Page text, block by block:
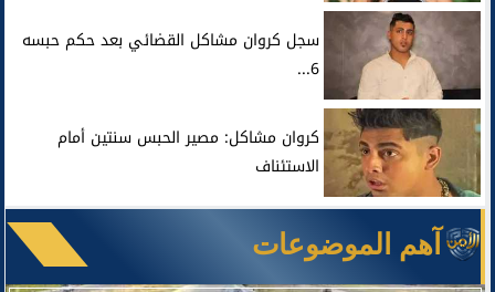
سجل كروان مشاكل القضائي بعد حكم حبسه
6...
كروان مشاكل: مصير الحبس سنتين أمام
الاستئناف
آهم الموضوعات